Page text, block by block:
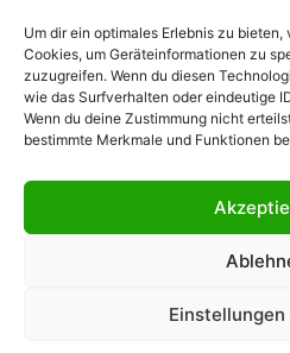
Um dir ein optimales Erlebnis zu
Cookies, um Geräteinformationen zu
zuzugreifen. Wenn du diesen
wie das Surfverhalten oder eindeutige
Wenn du deine Zustimmung nicht
bestimmte Merkmale und Funktionen
Einstellungen